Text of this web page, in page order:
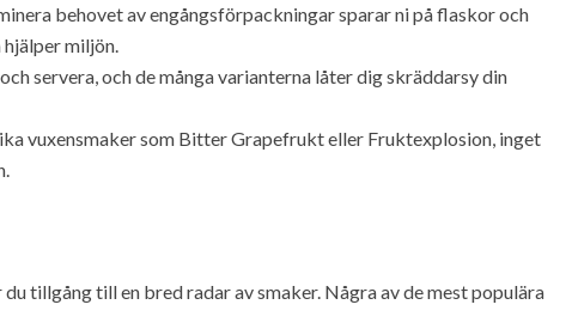
behovet av engångsförpackningar sparar ni på flaskor och
miljön.
servera, och de många varianterna låter dig skräddarsy din
vuxensmaker som Bitter Grapefrukt eller Fruktexplosion, inget
tillgång till en bred radar av smaker. Några av de mest populära